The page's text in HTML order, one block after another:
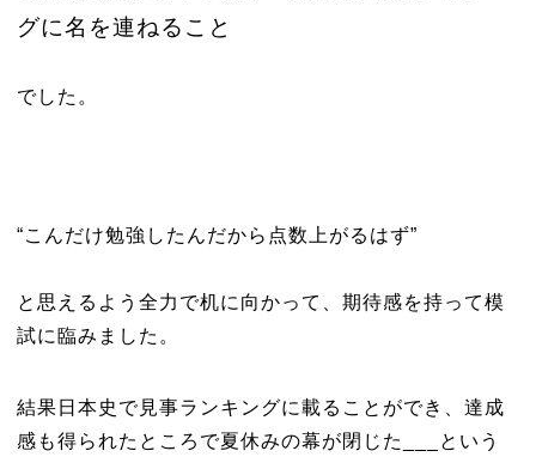
グに名を連ねること
でした。
“こんだけ勉強したんだから点数上がるはず”
と思えるよう全力で机に向かって、期待感を持って模
試に臨みました。
結果日本史で見事ランキングに載ることができ、達成
感も得られたところで夏休みの幕が閉じた___という